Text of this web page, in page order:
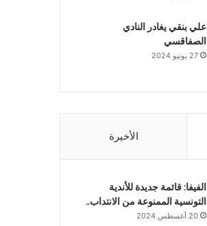
علي بنقي يغادر النادي
الصفاقسي
27 يونيو 2024
الأخيرة
الفيفا: قائمة جديدة للأندية
التونسية الممنوعة من الانتداب..
20 أغسطس 2024